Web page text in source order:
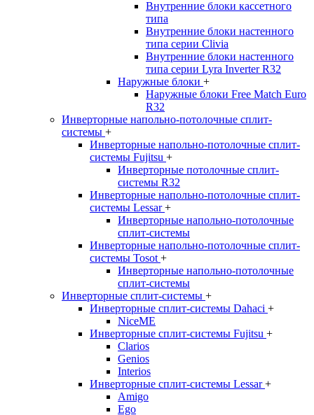
Внутренние блоки кассетного
типа
Внутренние блоки настенного
типа серии Clivia
Внутренние блоки настенного
типа серии Lyra Inverter R32
Наружные блоки +
Наружные блоки Free Match Euro
R32
Инверторные напольно-потолочные сплит-
системы +
Инверторные напольно-потолочные сплит-
системы Fujitsu +
Инверторные потолочные сплит-
системы R32
Инверторные напольно-потолочные сплит-
системы Lessar+
Инверторные напольно-потолочные
сплит-системы
Инверторные напольно-потолочные сплит-
системы Tosot +
Инверторные напольно-потолочные
сплит-системы
Инверторные сплит-системы +
Инверторные сплит-системы Dahaci +
NiceME
Инверторные сплит-системы Fujitsu +
Clarios
Genios
Interios
Инверторные сплит-системы Lessar+
Amigo
Ego